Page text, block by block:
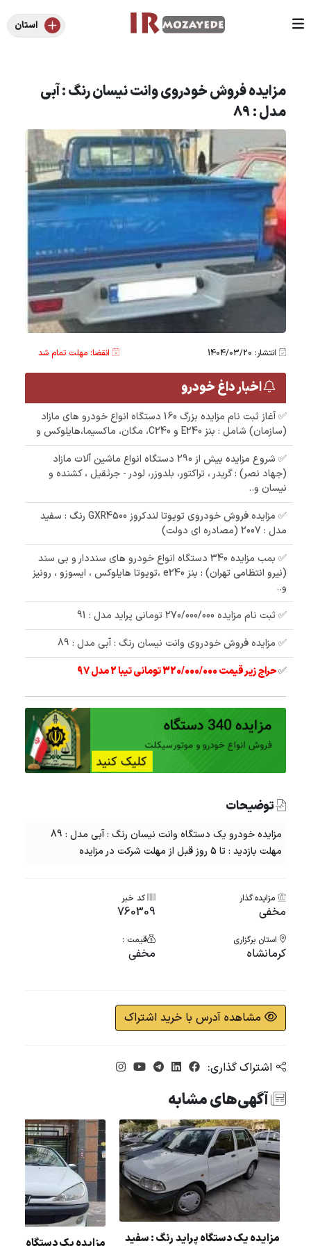
استان
مزایده فروش خودروی وانت نیسان رنگ : آبی
مدل : 89
انتشار: 1404/03/20 انقضا: مهلت تمام شد
اخبار داغ خودرو
✅ آغاز ثبت نام مزایده بزرگ 160 دستگاه انواع خودرو های مازاد
(سازمان) شامل : بنز E240 و C240، مگان، ماکسیما،هایلوکس و
✅ شروع مزایده بیش از 290 دستگاه انواع ماشین آلات مازاد
(جهاد نصر) : گریدر ، تراکتور، بلدوزر، لودر - جرثقیل ، کشنده و
نیسان و..
✅ مزایده فروش خودروی تویوتا لندکروز GXR4500 رنگ : سفید
مدل : 2007 (مصادره ای دولت)
✅ بمب مزایده 340 دستگاه انواع خودرو های سنددار و بی سند
(نیرو انتظامی تهران) : بنز e240 ،تویوتا هایلوکس ، ایسوزو ، رونیز
و..
✅ ثبت نام مزایده 270/000/000 تومانی پراید مدل : 91
✅ مزایده فروش خودروی وانت نیسان رنگ : آبی مدل : 89
✅حراج زیر قیمت 320/000/000 تومانی تیبا 2 مدل 97
توضیحات
مزایده خودرو یک دستگاه وانت نیسان رنگ : آبی مدل : 89
مهلت بازدید : تا 5 روز قبل از مهلت شرکت در مزایده
مزایده گذار
مخفی
کد خبر
760309
استان برگزاری
کرمانشاه
قیمت :
مخفی
مشاهده آدرس با خرید اشتراک
اشتراک گذاری:
آگهی‌های مشابه
مزایده یک دستگاه پراید رنگ : سفید